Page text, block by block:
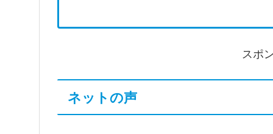
スポ
ネットの声